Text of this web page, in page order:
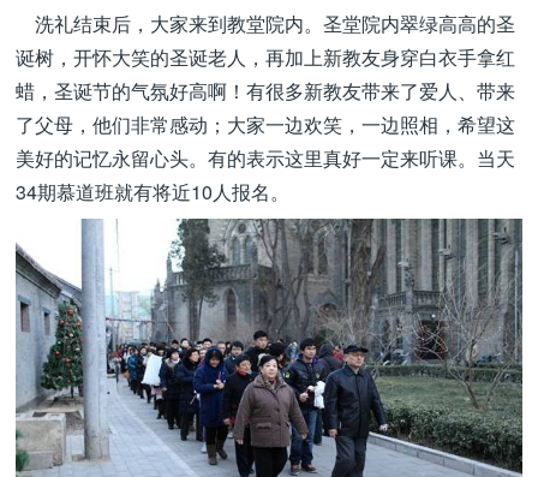
洗礼结束后，大家来到教堂院内。圣堂院内翠绿高高的圣
诞树，开怀大笑的圣诞老人，再加上新教友身穿白衣手拿红
蜡，圣诞节的气氛好高啊！有很多新教友带来了爱人、带来
了父母，他们非常感动；大家一边欢笑，一边照相，希望这
美好的记忆永留心头。有的表示这里真好一定来听课。当天
34期慕道班就有将近10人报名。